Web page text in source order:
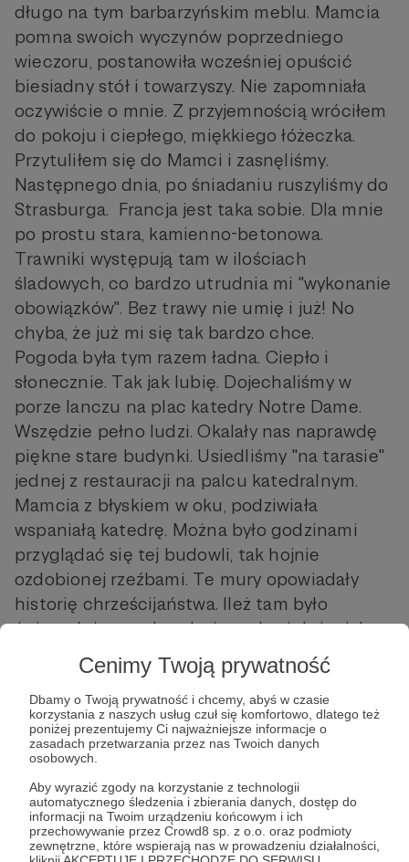
Cenimy Twoją prywatność
Dbamy o Twoją prywatność i chcemy, abyś w czasie
korzystania z naszych usług czuł się komfortowo, dlatego też
poniżej prezentujemy Ci najważniejsze informacje o
zasadach przetwarzania przez nas Twoich danych
osobowych.
Aby wyrazić zgody na korzystanie z technologii
automatycznego śledzenia i zbierania danych, dostęp do
informacji na Twoim urządzeniu końcowym i ich
przechowywanie przez Crowd8 sp. z o.o. oraz podmioty
zewnętrzne, które wspierają nas w prowadzeniu działalności,
długo na tym barbarzyńskim meblu. Mamcia
pomna swoich wyczynów poprzedniego
wieczoru, postanowiła wcześniej opuścić
biesiadny stół i towarzyszy. Nie zapomniała
oczywiście o mnie. Z przyjemnością wróciłem
do pokoju i ciepłego, miękkiego łóżeczka.
Przytuliłem się do Mamci i zasnęliśmy.
Następnego dnia, po śniadaniu ruszyliśmy do
Strasburga. Francja jest taka sobie. Dla mnie
po prostu stara, kamienno-betonowa.
Trawniki występują tam w ilościach
śladowych, co bardzo utrudnia mi "wykonanie
obowiązków". Bez trawy nie umię i już! No
chyba, że już mi się tak bardzo chce.
Pogoda była tym razem ładna. Ciepło i
słonecznie. Tak jak lubię. Dojechaliśmy w
porze lanczu na plac katedry Notre Dame.
Wszędzie pełno ludzi. Okalały nas naprawdę
piękne stare budynki. Usiedliśmy "na tarasie"
jednej z restauracji na palcu katedralnym.
Mamcia z błyskiem w oku, podziwiała
wspaniałą katedrę. Można było godzinami
przyglądać się tej budowli, tak hojnie
ozdobionej rzeźbami. Te mury opowiadały
historię chrześcijaństwa. Ileż tam było
świętych i scenek rodzajowych z ich życia!
Nie sposób tego policzyć. Budowla zachwyca
swoim ogromem, pięknem i lekkością.
Zastanawiam się jak coś takiego mogli
postawić ludzie z tamtych czasów bez użycia
dźwigu??? Wyobrażacie sobie to teraz?
katedrę od środka, a ja zostałem z Tatusiem.
Czekaliśmy na kelnera tak długo, jak to
niemożliwe. Pojawił się wyniosły jakby to on